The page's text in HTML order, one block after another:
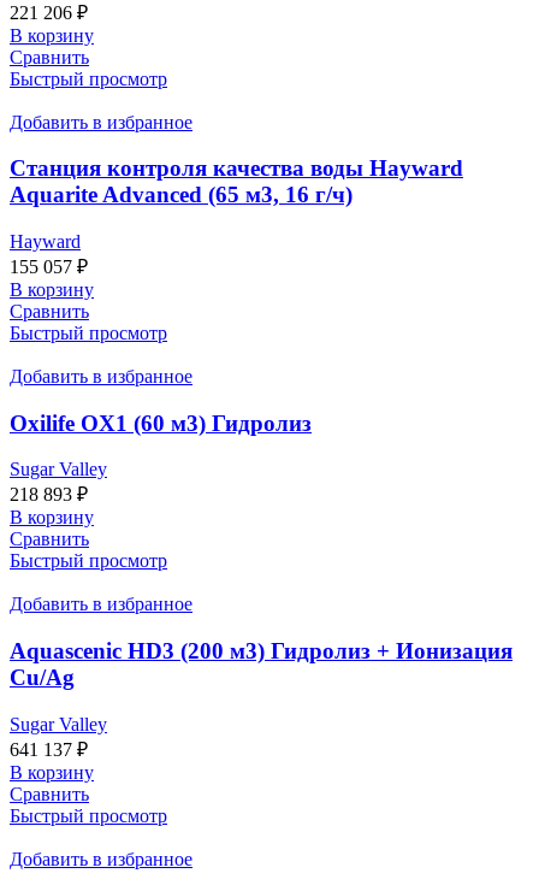
221 206 ₽
В корзину
Сравнить
Быстрый просмотр
Добавить в избранное
Станция контроля качества воды Hayward
Aquarite Advanced (65 м3, 16 г/ч)
Hayward
155 057 ₽
В корзину
Сравнить
Быстрый просмотр
Добавить в избранное
Oxilife OX1 (60 м3) Гидролиз
Sugar Valley
218 893 ₽
В корзину
Сравнить
Быстрый просмотр
Добавить в избранное
Aquascenic HD3 (200 м3) Гидролиз + Ионизация
Cu/Ag
Sugar Valley
641 137 ₽
В корзину
Сравнить
Быстрый просмотр
Добавить в избранное